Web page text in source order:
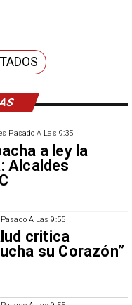
Pasado A Las 9:35
a ley la
Alcaldes
A Las 9:55
critica
su Corazón”